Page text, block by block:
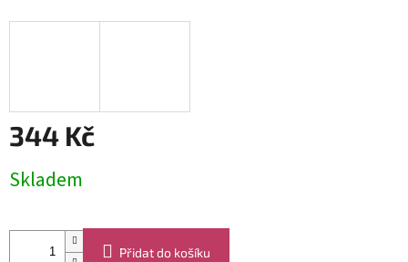
344 Kč
cena:
Skladem
Přidat do košíku